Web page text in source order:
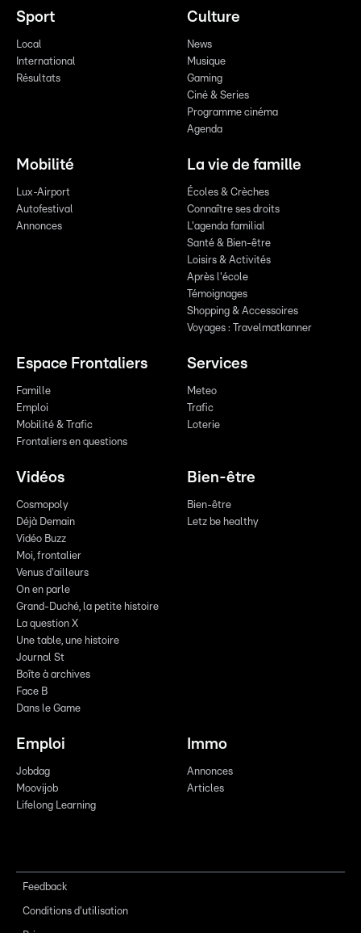
Sport
Local
International
Résultats
Culture
News
Musique
Gaming
Ciné & Series
Programme cinéma
Agenda
Mobilité
Lux-Airport
Autofestival
Annonces
La vie de famille
Écoles & Crèches
Connaître ses droits
L'agenda familial
Santé & Bien-être
Loisirs & Activités
Après l'école
Témoignages
Shopping & Accessoires
Voyages : Travelmatkanner
Espace Frontaliers
Famille
Emploi
Mobilité & Trafic
Frontaliers en questions
Services
Meteo
Trafic
Loterie
Vidéos
Cosmopoly
Déjà Demain
Vidéo Buzz
Moi, frontalier
Venus d'ailleurs
On en parle
Grand-Duché, la petite histoire
La question X
Une table, une histoire
Journal St
Boîte à archives
Face B
Dans le Game
Bien-être
Bien-être
Letz be healthy
Emploi
Jobdag
Moovijob
Lifelong Learning
Immo
Annonces
Articles
Feedback
Conditions d'utilisation